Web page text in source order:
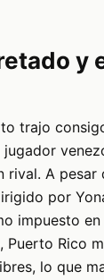
y
trajo
rival. A pesar
por
impuesto
Puerto Rico
lo que